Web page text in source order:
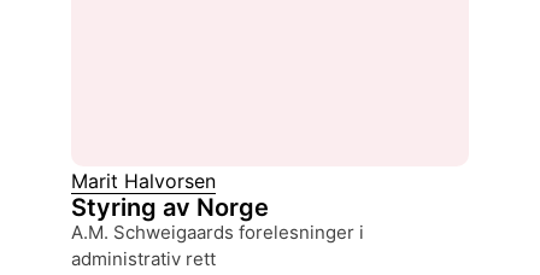
Marit Halvorsen
Styring av Norge
A.M. Schweigaards forelesninger i
administrativ rett